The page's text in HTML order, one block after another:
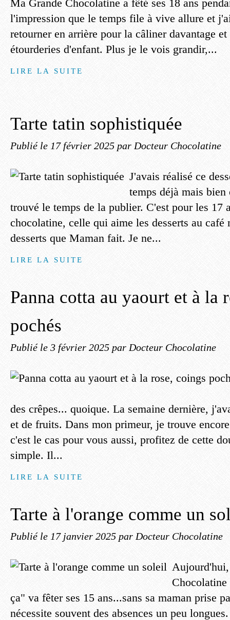
Ma Grande Chocolatine a fêté ses 18 ans
l'impression que le temps file à vive allure et
retourner en arrière pour la câliner davantage
étourderies d'enfant. Plus je le vois grandir,...
LIRE LA SUITE
Tarte tatin sophistiquée
Publié le 17 février 2025 par Docteur Chocolatine
J'avais réalisé ce
temps déjà mais
trouvé le temps de la publier. C'est pour les 17
chocolatine, celle qui aime les desserts au café
desserts que Maman fait. Je ne...
LIRE LA SUITE
Panna cotta au yaourt et à la
pochés
Publié le 3 février 2025 par Docteur Chocolatine
des crêpes... quoique. La semaine dernière,
et de fruits. Dans mon primeur, je trouve
c'est le cas pour vous aussi, profitez de cette
simple. Il...
LIRE LA SUITE
Tarte à l'orange comme un
Publié le 17 janvier 2025 par Docteur Chocolatine
ça" va fêter ses 15 ans...sans sa maman prise
nécessite souvent des absences un peu